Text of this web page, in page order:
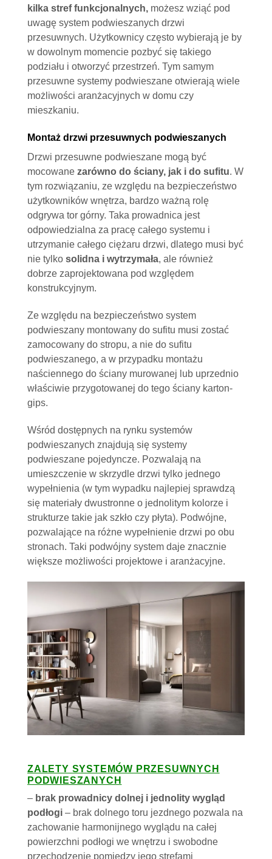
kilka stref funkcjonalnych, możesz wziąć pod
uwagę system podwieszanych drzwi
przesuwnych. Użytkownicy często wybierają je by
w dowolnym momencie pozbyć się takiego
podziału i otworzyć przestrzeń. Tym samym
przesuwne systemy podwieszane otwierają wiele
możliwości aranżacyjnych w domu czy
mieszkaniu.
Montaż drzwi przesuwnych podwieszanych
Drzwi przesuwne podwieszane mogą być
mocowane zarówno do ściany, jak i do sufitu. W
tym rozwiązaniu, ze względu na bezpieczeństwo
użytkowników wnętrza, bardzo ważną rolę
odgrywa tor górny. Taka prowadnica jest
odpowiedzialna za pracę całego systemu i
utrzymanie całego ciężaru drzwi, dlatego musi być
nie tylko solidna i wytrzymała, ale również
dobrze zaprojektowana pod względem
konstrukcyjnym.
Ze względu na bezpieczeństwo system
podwieszany montowany do sufitu musi zostać
zamocowany do stropu, a nie do sufitu
podwieszanego, a w przypadku montażu
naściennego do ściany murowanej lub uprzednio
właściwie przygotowanej do tego ściany karton-
gips.
Wśród dostępnych na rynku systemów
podwieszanych znajdują się systemy
podwieszane pojedyncze. Pozwalają na
umieszczenie w skrzydle drzwi tylko jednego
wypełnienia (w tym wypadku najlepiej sprawdzą
się materiały dwustronne o jednolitym kolorze i
strukturze takie jak szkło czy płyta). Podwójne,
pozwalające na różne wypełnienie drzwi po obu
stronach. Taki podwójny system daje znacznie
większe możliwości projektowe i aranżacyjne.
ZALETY SYSTEMÓW PRZESUWNYCH
PODWIESZANYCH
– brak prowadnicy dolnej i jednolity wygląd
podłogi – brak dolnego toru jezdnego pozwala na
zachowanie harmonijnego wyglądu na całej
powierzchni podłogi we wnętrzu i swobodne
przechodzenie pomiędzy jego strefami